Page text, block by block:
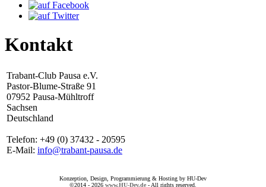
Kontakt
Trabant-Club Pausa e.V.
Pastor-Blume-Straße 91
07952 Pausa-Mühltroff
Sachsen
Deutschland
Telefon: +49 (0) 37432 - 20595
E-Mail: info@trabant-pausa.de
Konzeption, Design, Programmierung & Hosting by HU-Dev
©2014 - 2026 www.HU-Dev.de - All rights reserved.